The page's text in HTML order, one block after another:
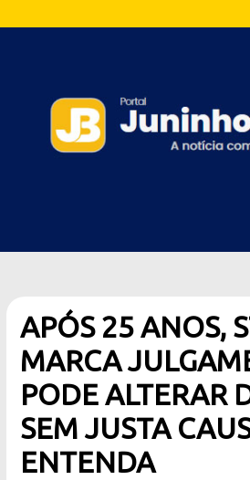
APÓS 25 ANOS,
MARCA
PODE ALTERAR
SEM JUSTA
ENTENDA